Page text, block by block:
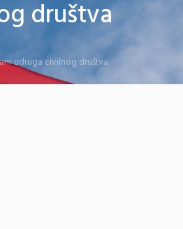
društva
udruga civilnog društva